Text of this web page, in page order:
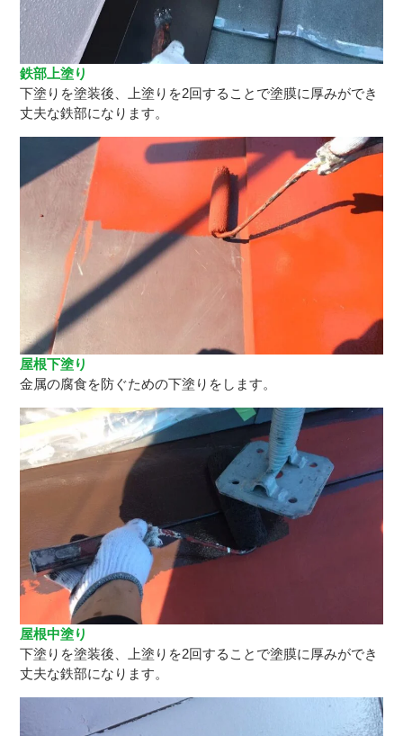
鉄部上塗り
下塗りを塗装後、上塗りを2回することで塗膜に厚みができ
丈夫な鉄部になります。
屋根下塗り
金属の腐食を防ぐための下塗りをします。
屋根中塗り
下塗りを塗装後、上塗りを2回することで塗膜に厚みができ
丈夫な鉄部になります。